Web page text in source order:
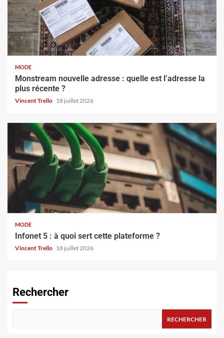
MODE
Monstream nouvelle adresse : quelle est l’adresse la
plus récente ?
Vincent Trello 18 juillet 2026
MODE
Infonet 5 : à quoi sert cette plateforme ?
Vincent Trello 18 juillet 2026
Rechercher
RECHERCHER